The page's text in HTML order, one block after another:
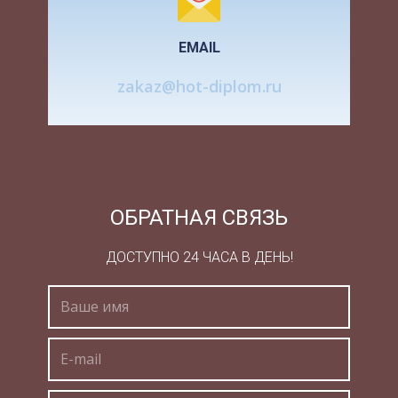
эксплуатации на плантациях.
всякая попытка негра к сопротивлению
надсмотрщики принуждали негров к
копировать английские политические и
Поселенцы, оказавшись изолированными от
всего остального мира, стали сами создавать
законы, по которым собирались жить. Уже на
которым отплыли в Америку первые эмигранты
(1620 г), было заключено соглашение об
EMAIL
zakaz@hot-diplom.ru
ДОСТУПНО 24 ЧАСА В ДЕНЬ!
ОБРАТНАЯ СВЯЗЬ